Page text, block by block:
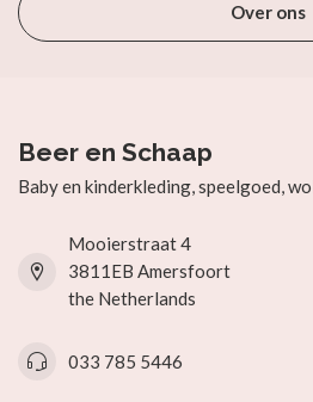
Over ons
Beer en Schaap
Baby en kinderkleding, speelgoed,
Mooierstraat 4
3811EB Amersfoort
the Netherlands
033 785 5446